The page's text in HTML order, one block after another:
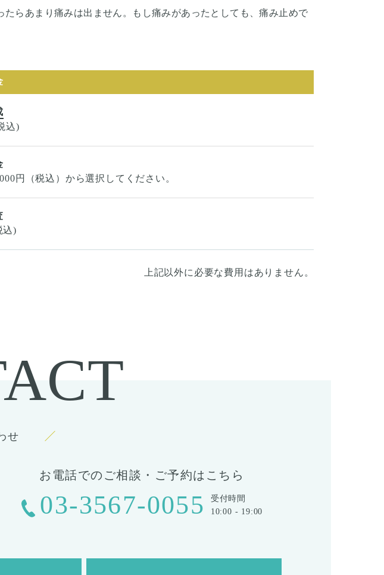
らあまり痛みは出ません。もし痛みがあったとしても、痛み止めで
込)
円（税込）から選択してください。
込)
上記以外に必要な費用はありません。
せ
お電話でのご相談・ご予約はこちら
03-3567-0055
受付時間
10:00 - 19:00